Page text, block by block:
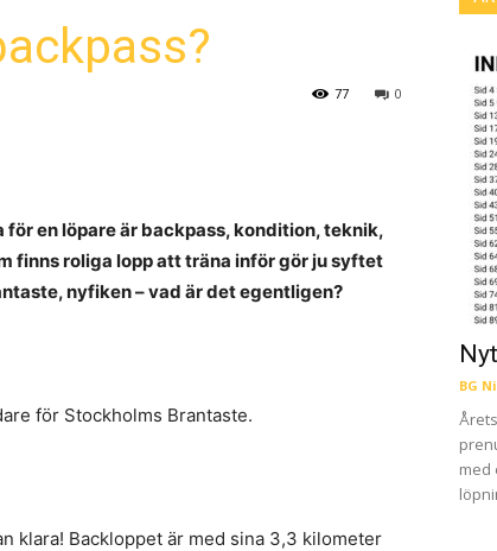
0
77
en löpare är backpass, kondition, teknik,
finns roliga lopp att träna inför gör ju syftet
nyfiken – vad är det egentligen?
för Stockholms Brantaste.
klara! Backloppet är med sina 3,3 kilometer
BG
med